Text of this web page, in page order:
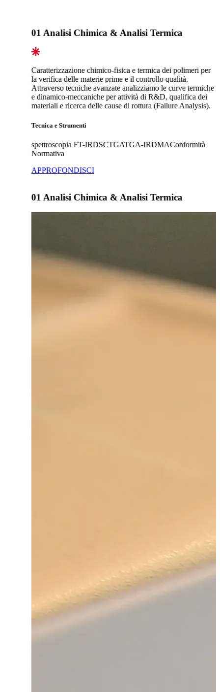
01 Analisi Chimica & Analisi Termica
Caratterizzazione chimico-fisica e termica dei polimeri per
la verifica delle materie prime e il controllo qualità.
Attraverso tecniche avanzate analizziamo le curve termiche
e dinamico-meccaniche per attività di R&D, qualifica dei
materiali e ricerca delle cause di rottura (Failure Analysis).
Tecnica e Strumenti
spettroscopia FT-IRDSCTGATGA-IRDMAConformità
Normativa
APPROFONDISCI
01 Analisi Chimica & Analisi Termica